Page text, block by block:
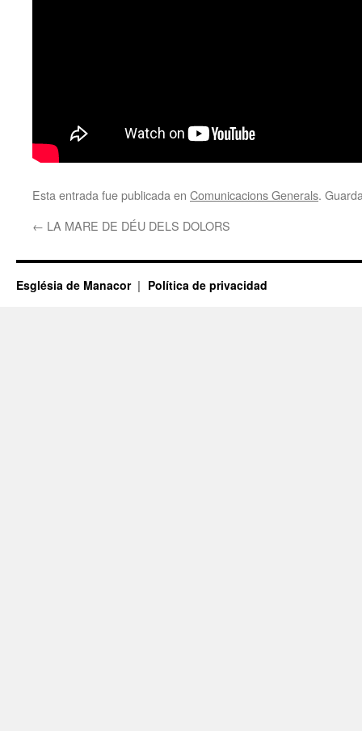
Esta entrada fue publicada en Comunicacions Generals.
← LA MARE DE DÉU DELS DOLORS
Església de Manacor Política de privacidad